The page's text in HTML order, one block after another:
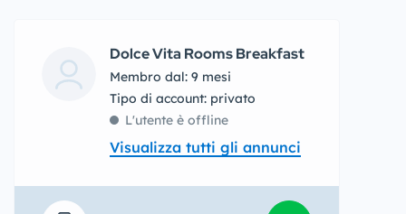
Dolce Vita Rooms Breakfast
Membro dal: 9 mesi
tipo di account: privato
L'utente è offline
Visualizza tutti gli annunci